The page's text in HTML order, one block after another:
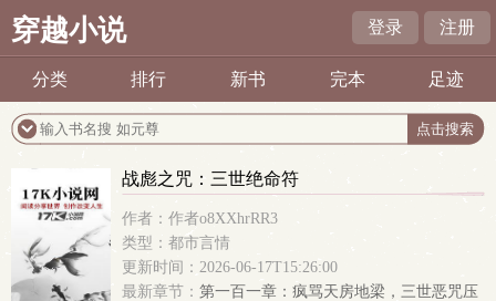
穿越小说 登录 注册
分类 排行 新书 完本 足迹
战彪之咒：三世绝命符
作者：作者o8XXhrRR3
类型：都市言情
更新时间：2026-06-17T15:26:00
最新章节： 第一百一章：疯骂天房地梁，三世恶咒压